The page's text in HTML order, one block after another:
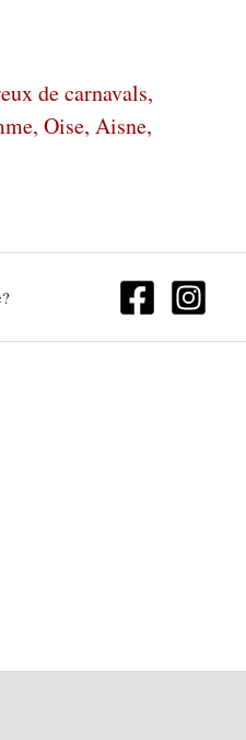
de carnavals,
Oise, Aisne,